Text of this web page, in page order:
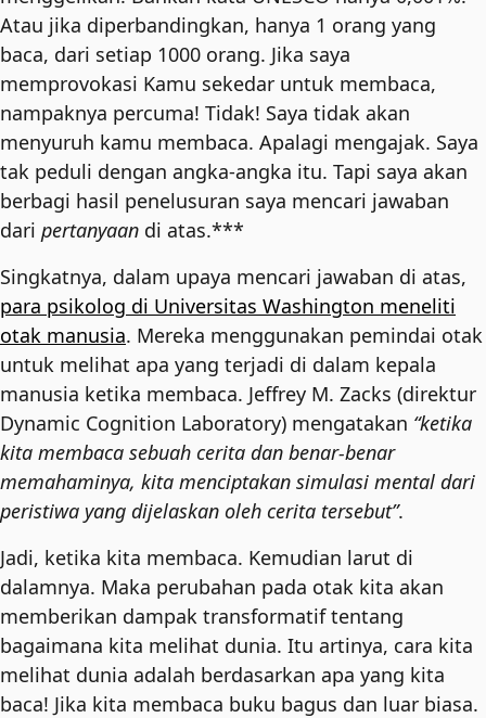
Atau jika diperbandingkan, hanya 1 orang yang
baca, dari setiap 1000 orang. Jika saya
memprovokasi Kamu sekedar untuk membaca,
nampaknya percuma! Tidak! Saya tidak akan
menyuruh kamu membaca. Apalagi mengajak. Saya
tak peduli dengan angka-angka itu. Tapi saya akan
berbagi hasil penelusuran saya mencari jawaban
dari pertanyaan di atas.***
Singkatnya, dalam upaya mencari jawaban di atas,
para psikolog di Universitas Washington meneliti
otak manusia. Mereka menggunakan pemindai otak
untuk melihat apa yang terjadi di dalam kepala
manusia ketika membaca. Jeffrey M. Zacks (direktur
Dynamic Cognition Laboratory) mengatakan “ketika
kita membaca sebuah cerita dan benar-benar
memahaminya, kita menciptakan simulasi mental dari
peristiwa yang dijelaskan oleh cerita tersebut”.
Jadi, ketika kita membaca. Kemudian larut di
dalamnya. Maka perubahan pada otak kita akan
memberikan dampak transformatif tentang
bagaimana kita melihat dunia. Itu artinya, cara kita
melihat dunia adalah berdasarkan apa yang kita
baca! Jika kita membaca buku bagus dan luar biasa.